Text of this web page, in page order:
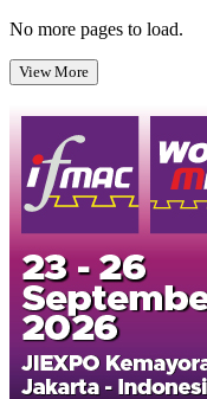
No more pages to load.
View More